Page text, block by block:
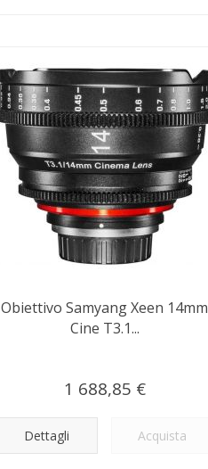
Obiettivo Samyang Xeen 14mm
Cine T3.1...
1 688,85 €
Dettagli Acquista